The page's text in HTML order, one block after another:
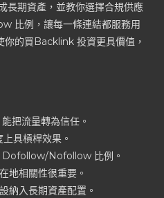
長期資產，並教你選擇合規供應
比例，讓每一條連結都服務用
你的買Backlink 投資更具價值，
把流量轉為信任。
具槓桿效果。
Dofollow/Nofollow 比例。
地相關性很重要。
納入長期資產配置。